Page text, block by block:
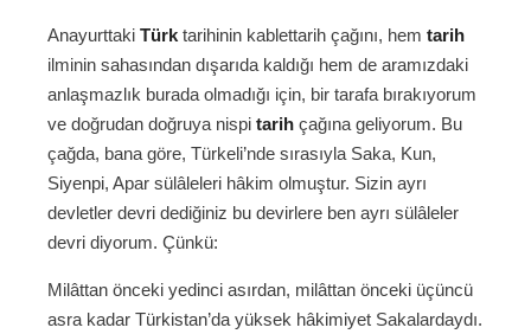
Anayurttaki Türk tarihinin kablettarih çağını, hem tarih
ilminin sahasından dışarıda kaldığı hem de aramızdaki
anlaşmazlık burada olmadığı için, bir tarafa bırakıyorum
ve doğrudan doğruya nispi tarih çağına geliyorum. Bu
çağda, bana göre, Türkeli’nde sırasıyla Saka, Kun,
Siyenpi, Apar sülâleleri hâkim olmuştur. Sizin ayrı
devletler devri dediğiniz bu devirlere ben ayrı sülâleler
devri diyorum. Çünkü:
Milâttan önceki yedinci asırdan, milâttan önceki üçüncü
asra kadar Türkistan’da yüksek hâkimiyet Sakalardaydı.